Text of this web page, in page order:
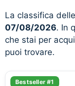
La classifica
07/08/2026. In
che stai per
puoi trovare.
Bestseller #1